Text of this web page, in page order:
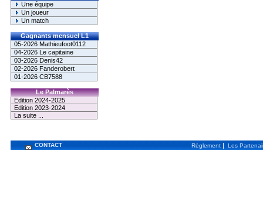
Une équipe
Un joueur
Un match
Gagnants mensuel L1
05-2026 Mathieufoot0112
04-2026 Le capitaine
03-2026 Denis42
02-2026 Fanderobert
01-2026 CB7588
Le Palmarès
Edition 2024-2025
Edition 2023-2024
La suite ...
CONTACT Règlement | Les